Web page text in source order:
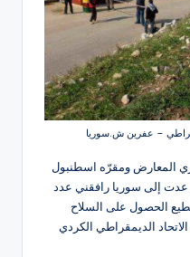
– عفرين ش.سوريا
المعارض ومقرّه اسطنبول
عدت إلى سوريا رافقني عدد
الحصول على السلاح
الديمقراطي الكردي